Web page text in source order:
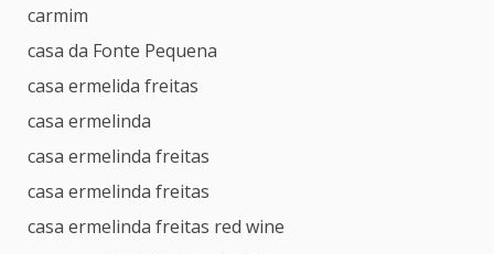
carmim
casa da Fonte Pequena
casa ermelida freitas
casa ermelinda
casa ermelinda freitas
casa ermelinda freitas
casa ermelinda freitas red wine